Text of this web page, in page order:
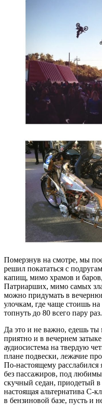
Померзнув на смотре, мы
решил покататься с
капищ, мимо храмов и
Патриарших, мимо самых
можно придумать в
улочкам, где чаще стоишь
топнуть до 80 всего пару раз.
Да это и не важно, едешь ты
приятно и в вечернем
аудиосистема на твердую
плане подвески, лежачие
По-настоящему расслабился
без пассажиров, под
скучный седан, приодетый
настоящая альтернатива С-
в бензиновой базе, пусть и